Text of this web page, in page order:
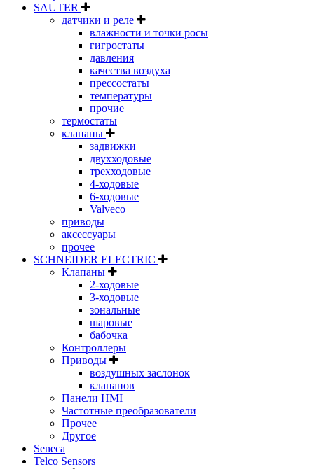
SAUTER
датчики и реле
влажности и точки росы
гигростаты
давления
качества воздуха
прессостаты
температуры
прочие
термостаты
клапаны
задвижки
двухходовые
трехходовые
4-ходовые
6-ходовые
Valveco
приводы
аксессуары
прочее
SCHNEIDER ELECTRIC
Клапаны
2-ходовые
3-ходовые
зональные
шаровые
бабочка
Контроллеры
Приводы
воздушных заслонок
клапанов
Панели HMI
Частотные преобразователи
Прочее
Другое
Seneca
Telco Sensors